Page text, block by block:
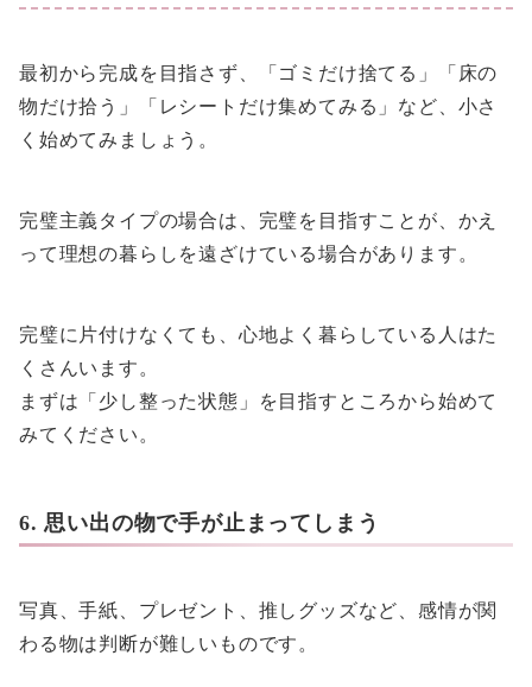
最初から完成を目指さず、「ゴミだけ捨てる」「床の
物だけ拾う」「レシートだけ集めてみる」など、小さ
く始めてみましょう。
完璧主義タイプの場合は、完璧を目指すことが、かえ
って理想の暮らしを遠ざけている場合があります。
完璧に片付けなくても、心地よく暮らしている人はた
くさんいます。
まずは「少し整った状態」を目指すところから始めて
みてください。
6. 思い出の物で手が止まってしまう
写真、手紙、プレゼント、推しグッズなど、感情が関
わる物は判断が難しいものです。